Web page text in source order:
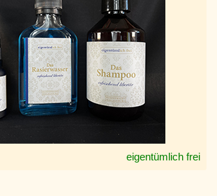
eigentümlich frei